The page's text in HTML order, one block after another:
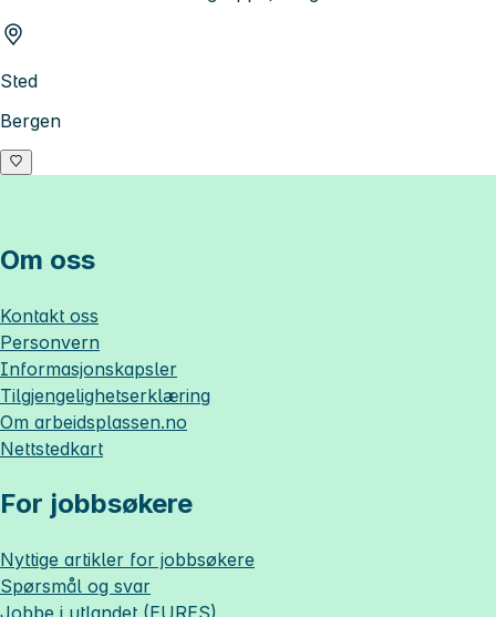
Sted
Bergen
Om oss
Kontakt oss
Personvern
Informasjonskapsler
Tilgjengelighetserklæring
Om arbeidsplassen.no
Nettstedkart
For jobbsøkere
Nyttige artikler for jobbsøkere
Spørsmål og svar